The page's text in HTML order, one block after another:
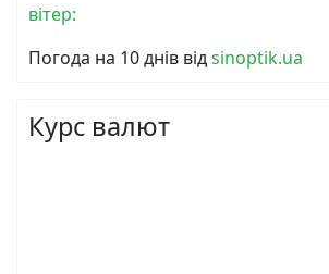
вітер:
Погода на 10 днів відsinoptik.ua
Курс валют